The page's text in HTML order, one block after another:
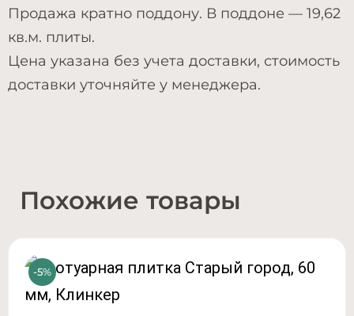
Продажа кратно поддону. В поддоне — 19,62
кв.м. плиты.
Цена указана без учета доставки, стоимость
доставки уточняйте у менеджера.
Похожие товары